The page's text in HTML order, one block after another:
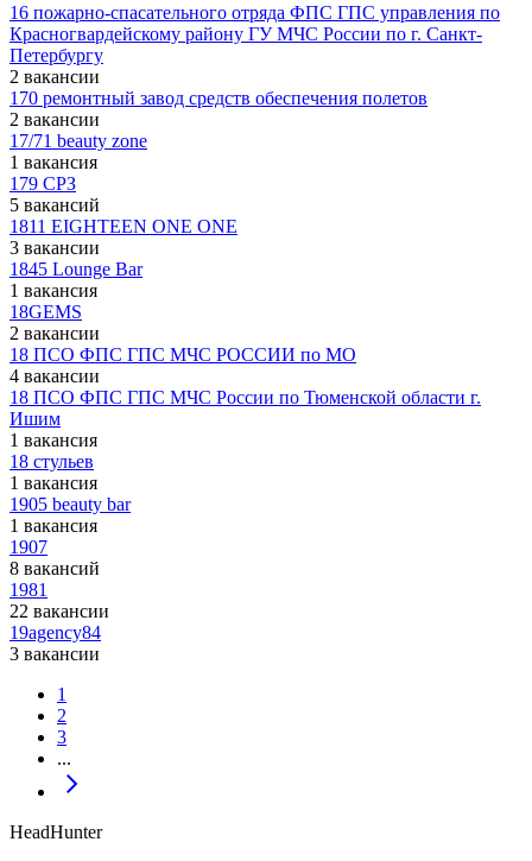
16 пожарно-спасательного отряда ФПС ГПС управления по
Красногвардейскому району ГУ МЧС России по г. Санкт-
Петербургу
2 вакансии
170 ремонтный завод средств обеспечения полетов
2 вакансии
17/71 beauty zone
1 вакансия
179 СРЗ
5 вакансий
1811 EIGHTEEN ONE ONE
3 вакансии
1845 Lounge Bar
1 вакансия
18GEMS
2 вакансии
18 ПСО ФПС ГПС МЧС РОССИИ по МО
4 вакансии
18 ПСО ФПС ГПС МЧС России по Тюменской области г.
Ишим
1 вакансия
18 стульев
1 вакансия
1905 beauty bar
1 вакансия
1907
8 вакансий
1981
22 вакансии
19agency84
3 вакансии
1
2
3
...
HeadHunter